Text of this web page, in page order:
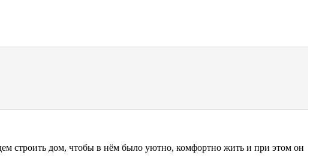
строить дом, чтобы в нём было уютно, комфортно жить и при этом он